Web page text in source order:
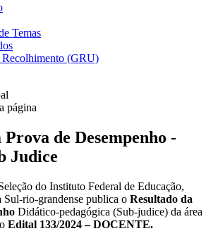
Temas
Recolhimento (GRU)
página
de Desempenho -
Judice
do Instituto Federal de Educação,
Sul-rio-grandense publica o Resultado da
Didático-pedagógica (Sub-judice) da área
Edital 133/2024 – DOCENTE.